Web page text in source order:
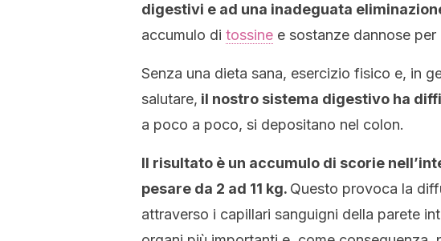
digestivi e ad una inadeguata
accumulo di tossine e sostanze dannose per
Senza una dieta sana, esercizio fisico e, in
salutare, il nostro sistema digestivo ha
a poco a poco, si depositano nel colon.
Il risultato è un accumulo di scorie
pesare da 2 ad 11 kg. Questo provoca la
attraverso i capillari sanguigni della parete